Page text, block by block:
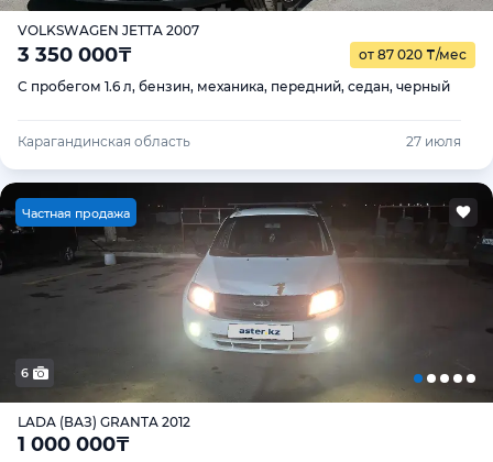
VOLKSWAGEN JETTA 2007
3 350 000₸ от 87 020 ₸/мес
С пробегом 1.6 л, бензин, механика, передний, седан, черный
Карагандинская область 27 июля
Частная продажа
6
LADA (ВАЗ) GRANTA 2012
1 000 000₸